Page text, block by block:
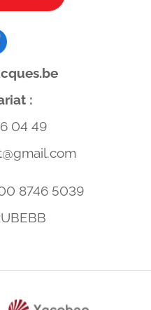
:
04 49
8746 5039